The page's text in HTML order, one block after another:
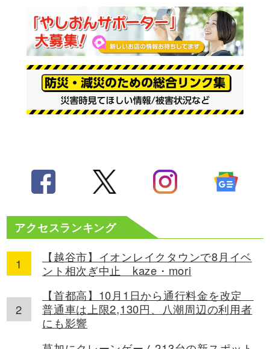
アクセスランキング
【越谷市】イオンレイクタウンで8月イベ
ント相次ぎ中止 kaze・mori
【首都高】10月1日から通行料金を改定
普通車は上限2,130円、八潮周辺の利用者
にも影響